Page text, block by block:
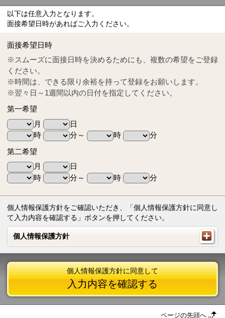
Tel
0570-55-0314
以下は任意入力となります。
面接希望日時があればご入力ください。
面接希望日時
※スムーズに面接日時を決めるためにも、複数の希望をご登録
ください。
※時間は、できる限り余裕を持って登録をお願いします。
※翌々日～1週間以内の日付を指定してください。
第一希望
月
日
時
分～ 時
分
第二希望
月
日
時
分～ 時 分
個人情報保護方針をご確認いただき、「個人情報保護方針に同意し
て入力内容を確認する」ボタンを押してください。
個人情報保護方針
個人情報保護方針
個人情報保護方針に同意して
入力内容を確認する
ページの先頭へ